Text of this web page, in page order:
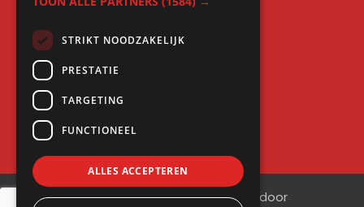
LinkedIn profielcheck
©2026| Website ontwikkeling door
STRIKT NOODZAKELIJK
PRESTATIE
TARGETING
FUNCTIONEEL
ALLES ACCEPTEREN